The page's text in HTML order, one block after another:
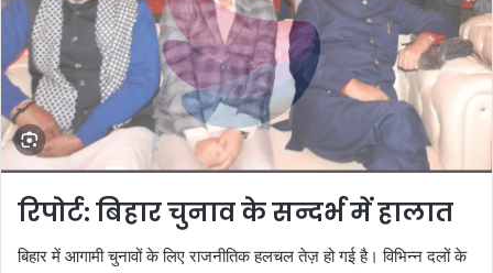
रिपोर्ट: बिहार चुनाव के सन्दर्भ में हालात
बिहार में आगामी चुनावों के लिए राजनीतिक हलचल तेज़ हो गई है। विभिन्न दलों के